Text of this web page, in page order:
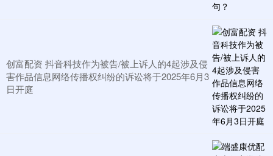
创富配资 抖音科技作为被告/被上诉人的4起涉及侵
害作品信息网络传播权纠纷的诉讼将于2025年6月3
日开庭